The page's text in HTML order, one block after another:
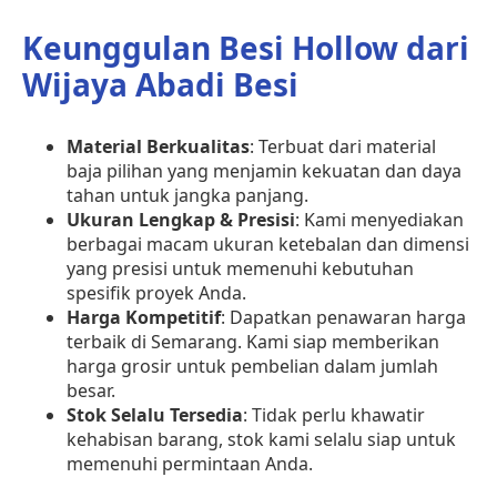
Keunggulan Besi Hollow dari
Wijaya Abadi Besi
Material Berkualitas: Terbuat dari material
baja pilihan yang menjamin kekuatan dan daya
tahan untuk jangka panjang.
Ukuran Lengkap & Presisi: Kami menyediakan
berbagai macam ukuran ketebalan dan dimensi
yang presisi untuk memenuhi kebutuhan
spesifik proyek Anda.
Harga Kompetitif: Dapatkan penawaran harga
terbaik di Semarang. Kami siap memberikan
harga grosir untuk pembelian dalam jumlah
besar.
Stok Selalu Tersedia: Tidak perlu khawatir
kehabisan barang, stok kami selalu siap untuk
memenuhi permintaan Anda.